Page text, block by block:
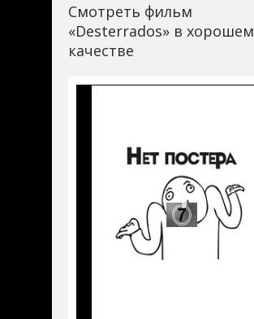
Смотреть фильм
«Desterrados» в хорошем
качестве